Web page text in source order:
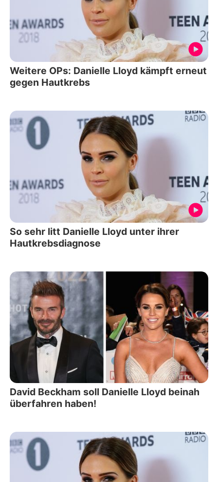
Weitere OPs: Danielle Lloyd kämpft erneut
gegen Hautkrebs
So sehr litt Danielle Lloyd unter ihrer
Hautkrebsdiagnose
David Beckham soll Danielle Lloyd beinah
überfahren haben!